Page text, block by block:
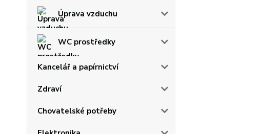
Úprava vzduchu
WC prostředky
Kancelář a papírnictví
Zdraví
Chovatelské potřeby